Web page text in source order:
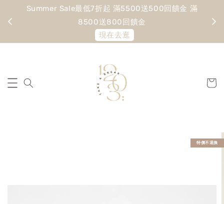
Summer Sale最低7折起 滿5500送500回饋金 滿
8500送800回饋金
現在去逛
特價不退換